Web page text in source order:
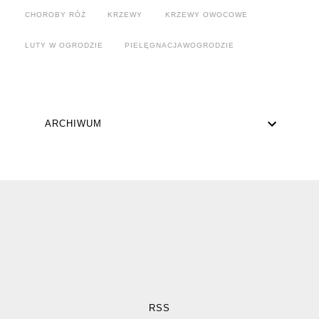
CHOROBY RÓŻ KRZEWY KRZEWY OWOCOWE
LUTY W OGRODZIE PIELĘGNACJAWOGRODZIE
ARCHIWUM
RSS